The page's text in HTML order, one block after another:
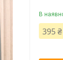
В
395 ₴